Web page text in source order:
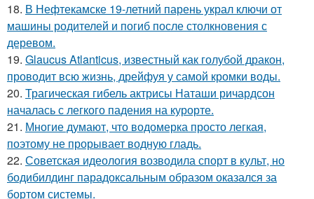
18. В Нефтекамске 19-летний парень украл ключи от
машины родителей и погиб после столкновения с
деревом.
19. Glaucus Atlanticus, известный как голубой дракон,
проводит всю жизнь, дрейфуя у самой кромки воды.
20. Трагическая гибель актрисы Наташи ричардсон
началась с легкого падения на курорте.
21. Многие думают, что водомерка просто легкая,
поэтому не прорывает водную гладь.
22. Советская идеология возводила спорт в культ, но
бодибилдинг парадоксальным образом оказался за
бортом системы.